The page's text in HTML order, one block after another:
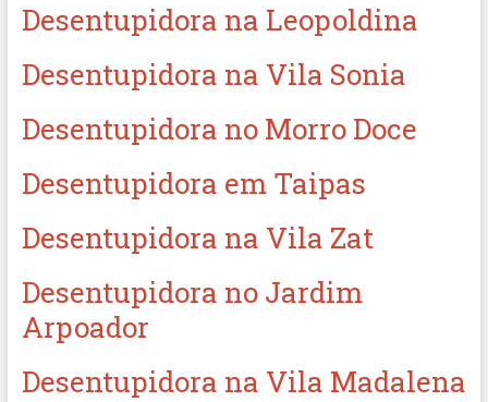
Desentupidora na Leopoldina
Desentupidora na Vila Sonia
Desentupidora no Morro Doce
Desentupidora em Taipas
Desentupidora na Vila Zat
Desentupidora no Jardim
Arpoador
Desentupidora na Vila Madalena